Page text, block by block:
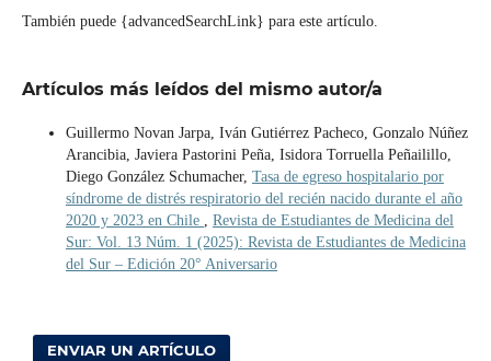
También puede {advancedSearchLink} para este artículo.
Artículos más leídos del mismo autor/a
Guillermo Novan Jarpa, Iván Gutiérrez Pacheco, Gonzalo Núñez
Arancibia, Javiera Pastorini Peña, Isidora Torruella Peñailillo,
Diego González Schumacher, Tasa de egreso hospitalario por
síndrome de distrés respiratorio del recién nacido durante el año
2020 y 2023 en Chile , Revista de Estudiantes de Medicina del
Sur: Vol. 13 Núm. 1 (2025): Revista de Estudiantes de Medicina
del Sur – Edición 20° Aniversario
ENVIAR UN ARTÍCULO